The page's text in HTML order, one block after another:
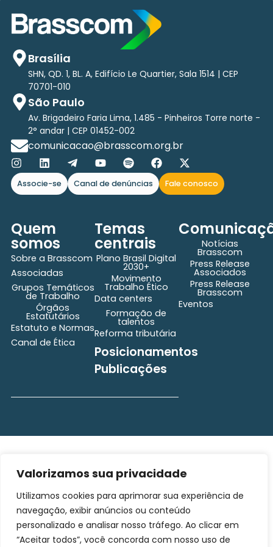
Valorizamos sua privacidade
Utilizamos cookies para aprimorar sua experiência de
navegação, exibir anúncios ou conteúdo
personalizado e analisar nosso tráfego. Ao clicar em
“Aceitar todos”, você concorda com nosso uso de
Brasília
SHN, QD. 1, BL. A, Edifício Le Quartier, Sala 1514 | CEP
70701-010
São Paulo
Av. Brigadeiro Faria Lima, 1.485 - Pinheiros Torre norte -
2° andar | CEP 01452-002
comunicacao@brasscom.org.br
Associe-se Canal de denúncias Fale conosco
Quem
somos
Sobre a Brasscom
Associadas
Grupos Temáticos
de Trabalho
Órgãos
Estatutários
Estatuto e Normas
Canal de Ética
Temas
centrais
Plano Brasil Digital
2030+
Movimento
Trabalho Ético
Data centers
Formação de
talentos
Reforma tributária
Posicionamentos
Publicações
Notícias
Brasscom
Press Release
Associados
Press Release
Brasscom
Eventos
reservados ©2025
Orgulhosamente
desenvolvido por
Digital
e Normas